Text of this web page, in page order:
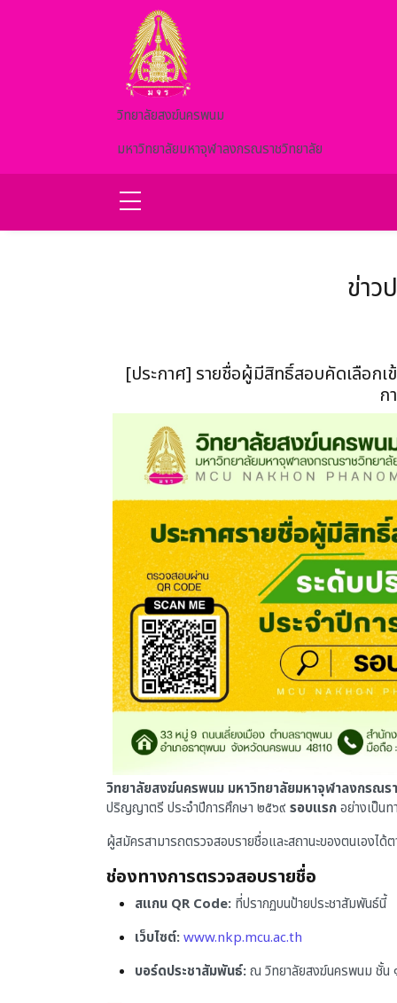
วิทยาลัยสงฆ์นครพนม
มหาวิทยาลัยมหาจุฬาลงกรณราชวิทยาลัย
ข่าว
[ประกาศ] รายชื่อผู้มีสิทธิ์สอบคัดเลือก
ก
วิทยาลัยสงฆ์นครพนม มหาวิทยาลัยมหาจุฬาลงกรณร
ปริญญาตรี ประจำปีการศึกษา ๒๕๖๙ รอบแรกอย่างเป็นท
ผู้สมัครสามารถตรวจสอบรายชื่อและสถานะของตนเองได้
ช่องทางการตรวจสอบรายชื่อ
สแกน QR Code: ที่ปรากฏบนป้ายประชาสัมพันธ์นี้
เว็บไซต์:www.nkp.mcu.ac.th
บอร์ดประชาสัมพันธ์:ณ วิทยาลัยสงฆ์นครพนม ชั้น